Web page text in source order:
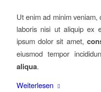
Ut enim ad minim
laboris nisi ut aliquip ex
ipsum dolor sit amet,
eiusmod tempor
aliqua.
Weiterlesen